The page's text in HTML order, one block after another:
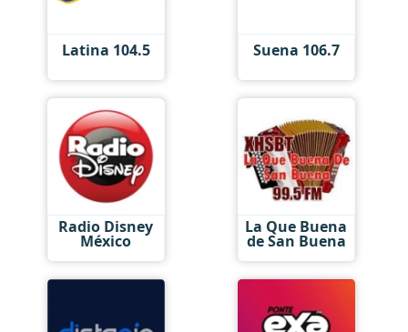
Latina 104.5 Suena 106.7
Radio Disney
México
La Que Buena
de San Buena